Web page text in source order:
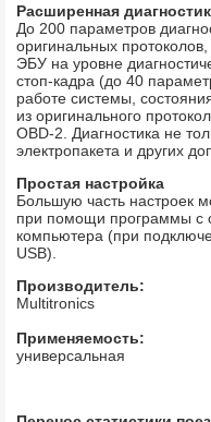
Расширенная
До 200 параметров
оригинальных
ЭБУ на уровне
стоп-кадра (до 40
работе системы,
из оригинального
OBD-2. Диагностика не
электропакета и других
Простая настройка
Большую часть настроек
при помощи программы с
компьютера (при
USB).
Производитель:
Multitronics
Применяемость:
универсальная